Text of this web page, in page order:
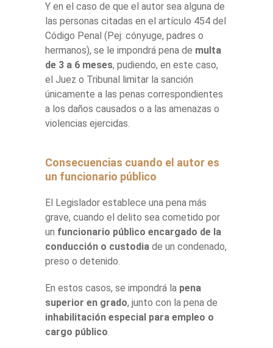
Y en el caso de que el autor sea alguna de
las personas citadas en el artículo 454 del
Código Penal (Pej: cónyuge, padres o
hermanos), se le impondrá pena de multa
de 3 a 6 meses, pudiendo, en este caso,
el Juez o Tribunal limitar la sanción
únicamente a las penas correspondientes
a los daños causados o a las amenazas o
violencias ejercidas.
Consecuencias cuando el autor es
un funcionario público
El Legislador establece una pena más
grave, cuando el delito sea cometido por
un funcionario público encargado de la
conducción o custodia de un condenado,
preso o detenido.
En estos casos, se impondrá la pena
superior en grado, junto con la pena de
inhabilitación especial para empleo o
cargo público.